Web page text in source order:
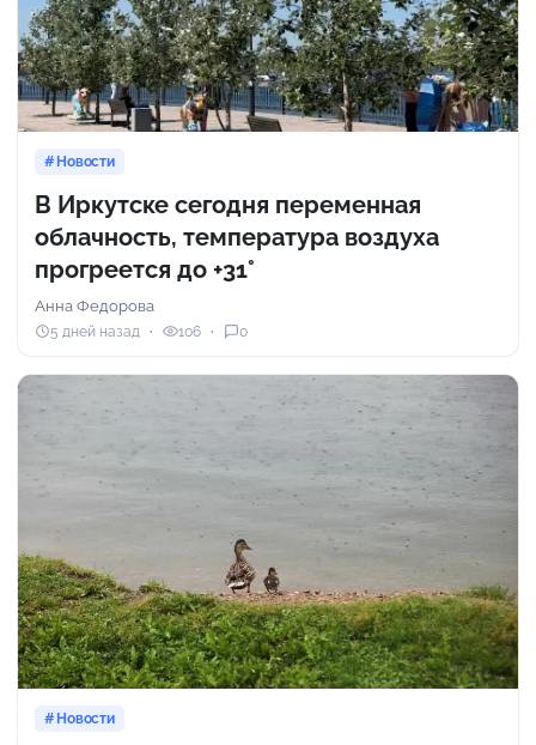
Новости
В Иркутске сегодня переменная
облачность, температура воздуха
прогреется до +31°
Анна Федорова
5 дней назад 106 0
Новости